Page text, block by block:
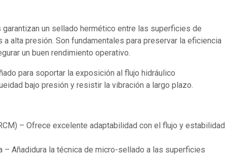
un sellado hermético entre las superficies de
alta presión. Son fundamentales para preservar la eficiencia
un buen rendimiento operativo.
para soportar la exposición al flujo hidráulico
bajo presión y resistir la vibración a largo plazo.
– Ofrece excelente adaptabilidad con el flujo y estabilidad
– Añadidura la técnica de micro-sellado a las superficies